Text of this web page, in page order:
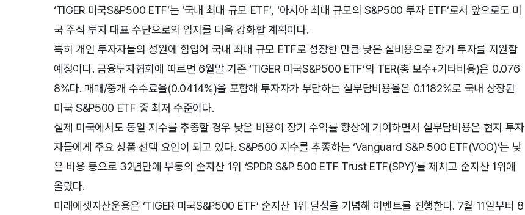
‘TIGER 미국S&P500 ETF’는 ‘국내 최대 규모 ETF’, ‘아시아 최대 규모의 S&P500 투자 ETF’로서 앞으로도 미
국 주식 투자 대표 수단으로의 입지를 더욱 강화할 계획이다.
특히 개인 투자자들의 성원에 힘입어 국내 최대 규모 ETF로 성장한 만큼 낮은 실비용으로 장기 투자를 지원할
예정이다. 금융투자협회에 따르면 6월말 기준 ‘TIGER 미국S&P500 ETF’의 TER(총 보수+기타비용)은 0.076
8%다. 매매/중개 수수료율(0.0414%)을 포함해 투자자가 부담하는 실부담비용율은 0.1182%로 국내 상장된
미국 S&P500 ETF 중 최저 수준이다.
실제 미국에서도 동일 지수를 추종할 경우 낮은 비용이 장기 수익률 향상에 기여하면서 실부담비용은 현지 투자
자들에게 주요 상품 선택 요인이 되고 있다. S&P500 지수를 추종하는 ‘Vanguard S&P 500 ETF(VOO)’는 낮
은 비용 등으로 32년만에 부동의 순자산 1위 ‘SPDR S&P 500 ETF Trust ETF(SPY)’를 제치고 순자산 1위에
올랐다.
미래에셋자산운용은 ‘TIGER 미국S&P500 ETF’ 순자산 1위 달성을 기념해 이벤트를 진행한다. 7월 11일부터 8